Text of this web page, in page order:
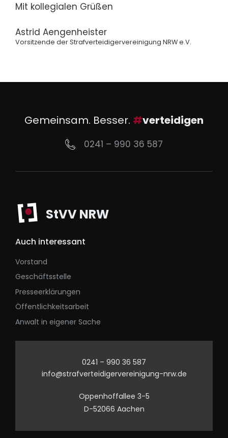
Mit kollegialen Grüßen
Astrid Aengenheister
Vorsitzende der Strafverteidigervereinigung NRW e.V.
Gemeinsam. Besser. #verteidigen
0241 – 990 36 587
StVV NRW
Auch interessant
Vorstand
Geschäftsstelle
Presseerklärungen
Öffentlichkeitsarbeit
Anwalt in eigener Sache
0241 – 990 36 587
info@strafverteidigervereinigung-nrw.de
Oppenhoffallee 3-5
D-52066 Aachen